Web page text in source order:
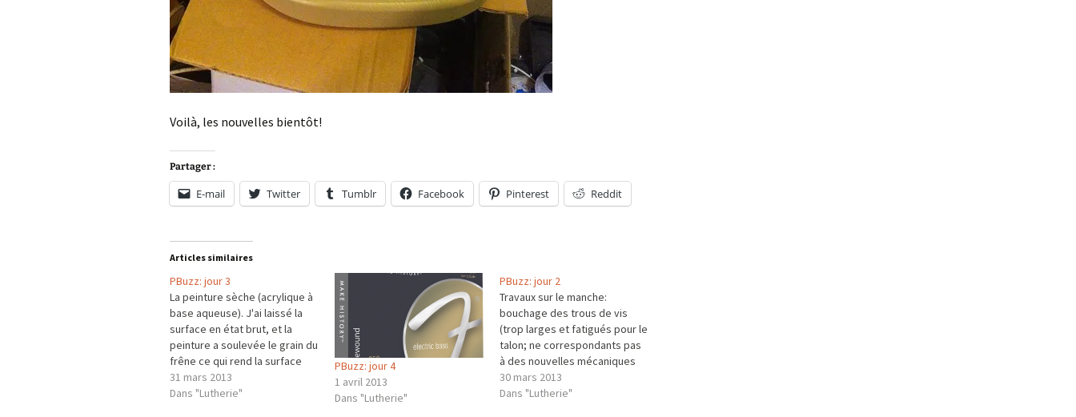
Voilà, les nouvelles bientôt!
Partager :
E-mail Twitter Tumblr Facebook Pinterest Reddit
Articles similaires
PBuzz: jour 3
La peinture sèche (acrylique à
base aqueuse). J'ai laissé la
surface en état brut, et la
peinture a soulevée le grain du
frêne ce qui rend la surface
assez rugueuse. L'effet est
très sympa, voici après la
31 mars 2013
Dans "Lutherie"
PBuzz: jour 4
1 avril 2013
Dans "Lutherie"
PBuzz: jour 2
Travaux sur le manche:
bouchage des trous de vis
(trop larges et fatigués pour le
talon; ne correspondants pas
à des nouvelles mécaniques
pour la tête: Une autre
particularité de ce manche: il a
30 mars 2013
Dans "Lutherie"